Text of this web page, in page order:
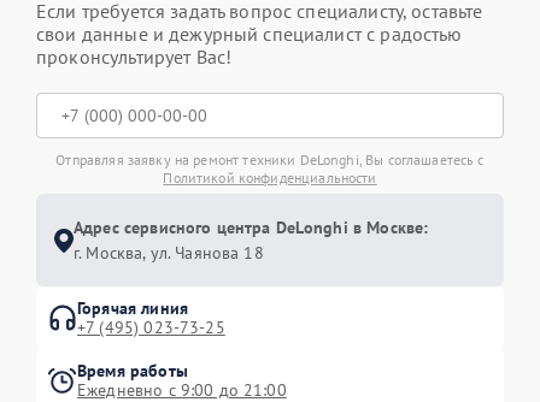
Если требуется задать вопрос специалисту, оставьте
свои данные и дежурный специалист с радостью
проконсультирует Вас!
Отправляя заявку на ремонт техники DeLonghi, Вы соглашаетесь с
Политикой конфиденциальности
Адрес сервисного центра DeLonghi в Москве:
г. Москва, ул. Чаянова 18
Горячая линия
+7 (495) 023-73-25
Время работы
Ежедневно с 9:00 до 21:00